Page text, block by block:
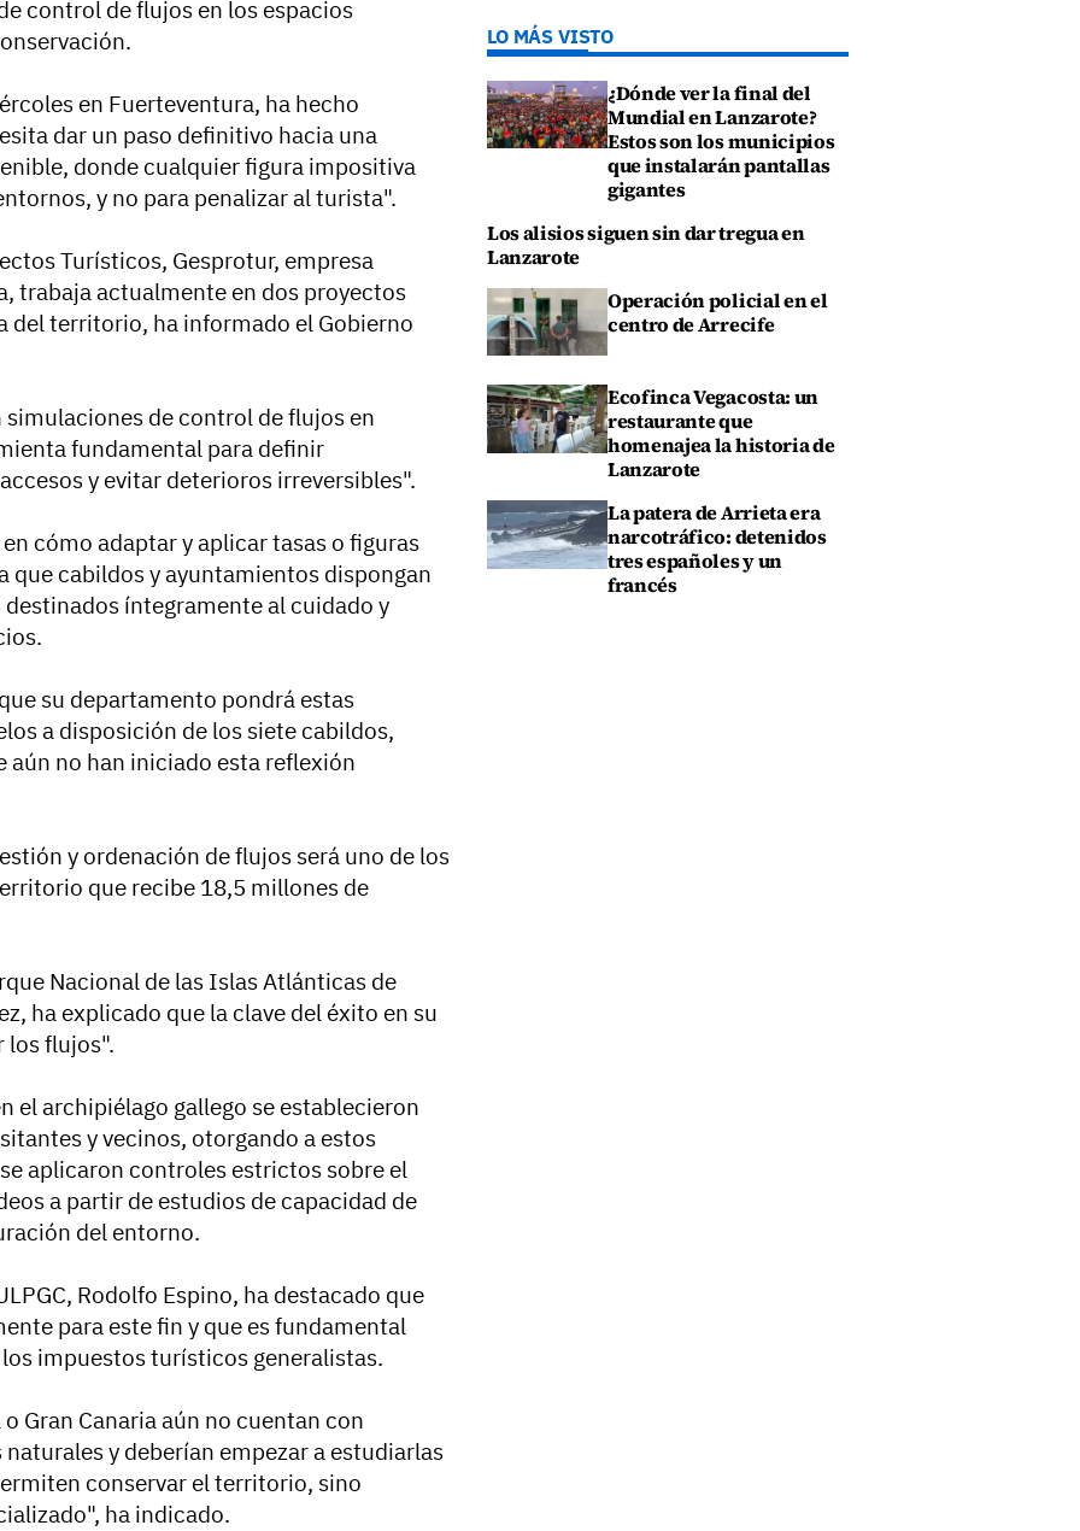
control de flujos en los espacios
en Fuerteventura, ha hecho
dar un paso definitivo hacia una
donde cualquier figura impositiva
y no para penalizar al turista".
Turísticos, Gesprotur, empresa
trabaja actualmente en dos proyectos
territorio, ha informado el Gobierno
de control de flujos en
fundamental para definir
y evitar deterioros irreversibles".
cómo adaptar y aplicar tasas o figuras
que cabildos y ayuntamientos dispongan
íntegramente al cuidado y
su departamento pondrá estas
a disposición de los siete cabildos,
aún no han iniciado esta reflexión
y ordenación de flujos será uno de los
que recibe 18,5 millones de
Nacional de las Islas Atlánticas de
ha explicado que la clave del éxito en su
los flujos".
el archipiélago gallego se establecieron
y vecinos, otorgando a estos
aplicaron controles estrictos sobre el
a partir de estudios de capacidad de
del entorno.
Rodolfo Espino, ha destacado que
para este fin y que es fundamental
impuestos turísticos generalistas.
Gran Canaria aún no cuentan con
y deberían empezar a estudiarlas
conservar el territorio, sino
ha indicado.
LO MÁS VISTO
¿Dónde ver la final del
Mundial en Lanzarote?
Estos son los municipios
que instalarán pantallas
gigantes
Los alisios siguen sin dar tregua en
Lanzarote
Operación policial en el
centro de Arrecife
Ecofinca Vegacosta: un
restaurante que
homenajea la historia de
Lanzarote
La patera de Arrieta era
narcotráfico: detenidos
tres españoles y un
francés